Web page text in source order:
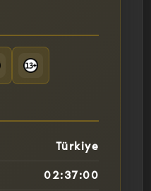
Türkiye
02:37:00